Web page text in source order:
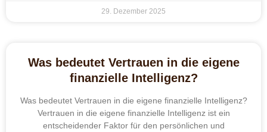
29. Dezember 2025
Was bedeutet Vertrauen in die eigene
finanzielle Intelligenz?
Was bedeutet Vertrauen in die eigene finanzielle Intelligenz?
Vertrauen in die eigene finanzielle Intelligenz ist ein
entscheidender Faktor für den persönlichen und